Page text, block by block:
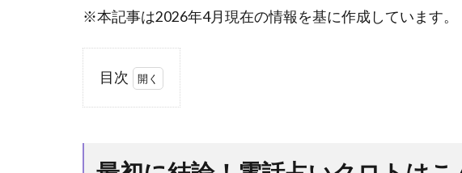
※本記事は2026年4月現在の情報を基に作成しています。
目次
論！